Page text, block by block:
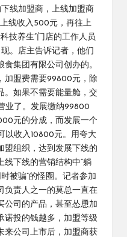
线加盟商，上线加盟商
线收入500元，再往上
技养生”门店的工作人员
。店主告诉记者，他们
集团有限公司创办的。
加盟费需要99800元，除
。如果不需要能量舱，交
业了。发展缴纳99800
元的分成，而发展一个
以收入10800元。用夸大
盟组织，达到发展下线的
线下线的营销结构中“躺
被骗”的怪圈。记者参加
负责人之一的莫总一直在
公司的产品，甚至怂恿加
诺投的钱越多，加盟等级
来公司上市后，加盟商获